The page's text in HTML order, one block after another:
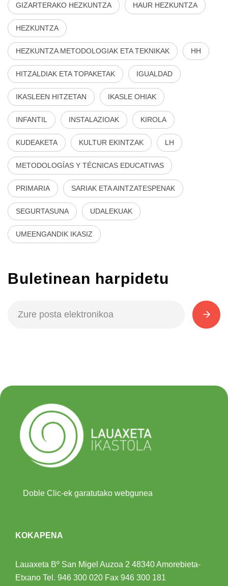
GIZARTERAKO HEZKUNTZA HAUR HEZKUNTZA
HEZKUNTZA
HEZKUNTZA METODOLOGIAK ETA TEKNIKAK HH
HITZALDIAK ETA TOPAKETAK IGUALDAD
IKASLEEN HITZETAN IKASLE OHIAK
INFANTIL INSTALAZIOAK KIROLA
KUDEAKETA KULTUR EKINTZAK LH
METODOLOGÍAS Y TÉCNICAS EDUCATIVAS
PRIMARIA SARIAK ETA AINTZATESPENAK
SEGURTASUNA UDALEKUAK
UMEENGANDIK IKASIZ
Buletinean harpidetu
Doble Clic-ek garatutako webgunea
KOKAPENA
Lauaxeta Bº San Migel Auzoa 2 48340 Amorebieta-
Etxano Tel. 946 300 020 Fax 946 300 181